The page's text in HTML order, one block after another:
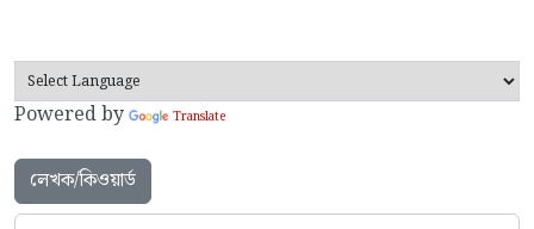
Powered by Translate
লেখক/কিওয়ার্ড